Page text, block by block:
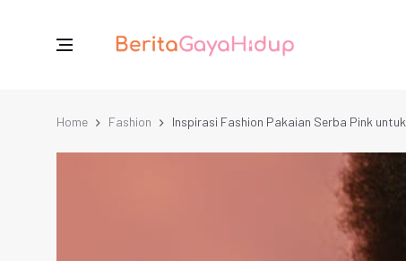
Home Fashion Inspirasi Fashion Pakaian Serba Pink untuk